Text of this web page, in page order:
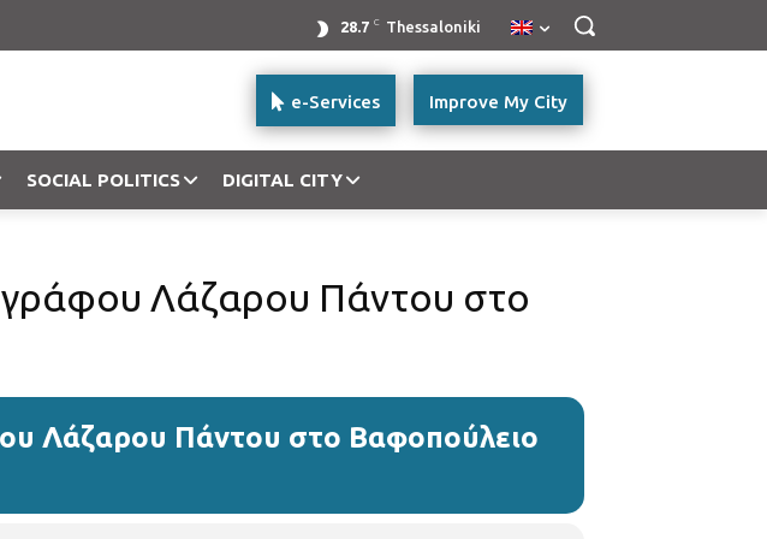
28.7 C Thessaloniki
Improve My City
e-Services
SOCIAL POLITICS DIGITAL CITY
Λάζαρου Πάντου στο
Λάζαρου Πάντου στο Βαφοπούλειο